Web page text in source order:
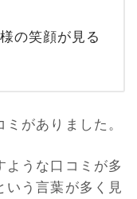
の笑顔が見る
がありました。
ような口コミが多
いう言葉が多く見